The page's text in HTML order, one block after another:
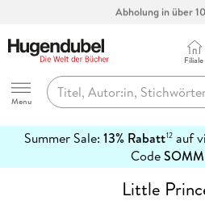
Abholung in über
Hugendubel
Menu
Filiale
Summer Sale: 13% Rabatt12auf
Code
erfahren
Little